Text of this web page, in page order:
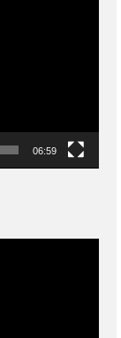
06:59